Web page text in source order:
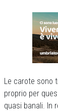
Le carote sono
proprio per
quasi banali. In